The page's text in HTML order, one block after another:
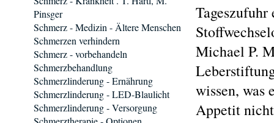
Michael P.
wissen, was
Appetit
Pinsger
Schmerz - Medizin - Ältere Menschen
Schmerzen verhindern
Schmerz - vorbehandeln
Schmerzbehandlung
Schmerzlinderung - Ernährung
Schmerzlinderung - LED-Blaulicht
Schmerzlinderung - Versorgung